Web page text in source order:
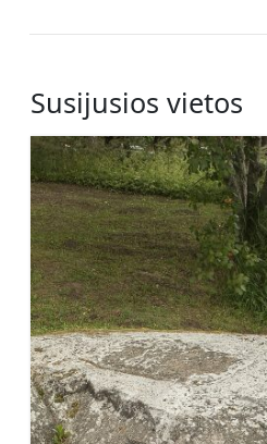
Susijusios vietos